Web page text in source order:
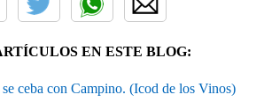
EN ESTE BLOG:
ceba con Campino. (Icod de los Vinos)